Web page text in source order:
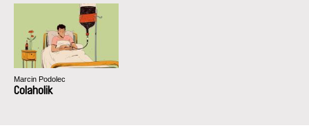
Marcin Podolec
Colaholik